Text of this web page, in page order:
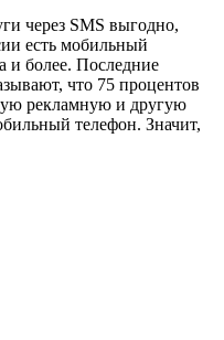
через SMS выгодно,
есть мобильный
и более. Последние
что 75 процентов
рекламную и другую
телефон. Значит,